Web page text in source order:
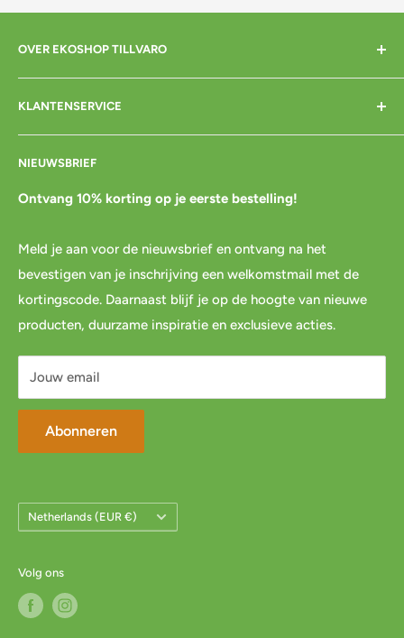
OVER EKOSHOP TILLVARO
Home
Over mij
Contact
Cadeaubon
Pre-order
Blog
Links
Privacybeleid
Servicevoorwaarden
KLANTENSERVICE
Bezorgen
Betalen
Bestellen
Spaar & verdien
Cadeau inpakservice
FAQ
Mijn account
NIEUWSBRIEF
Ontvang 10% korting op je eerste bestelling!
Meld je aan voor de nieuwsbrief en ontvang na het
bevestigen van je inschrijving een welkomstmail met de
kortingscode. Daarnaast blijf je op de hoogte van nieuwe
producten, duurzame inspiratie en exclusieve acties.
Jouw email
Abonneren
Land/Regio
Netherlands (EUR €)
Volg ons